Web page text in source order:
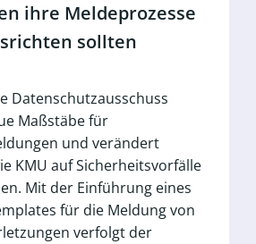
ihre Meldeprozesse
sollten
Datenschutzausschuss
Maßstäbe für
und verändert
KMU auf Sicherheitsvorfälle
Mit der Einführung eines
für die Meldung von
verfolgt der